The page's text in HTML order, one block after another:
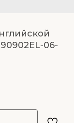
06-